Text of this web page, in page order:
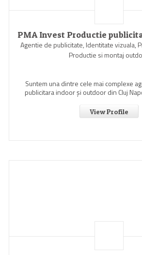
PMA Invest Productie
Agentie de publicitate, Identitate vizuala,
Productie si montaj
Suntem una dintre cele mai complexe
publicitara indoor şi outdoor din Cluj
View Profile